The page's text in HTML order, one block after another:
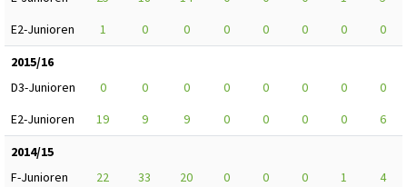
E2-Junioren
1 0 0 0 0 0 0
0
2015/16
D3-Junioren
0 0 0 0 0 0 0
0
E2-Junioren
19 9 9 0 0 0 0
6
2014/15
F-Junioren
22 33 20 0 0 0 1 4